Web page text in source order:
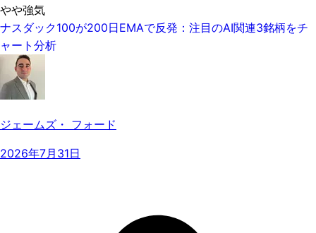
やや強気
ナスダック100が200日EMAで反発：注目のAI関連3銘柄をチ
ャート分析
ジェームズ・ フォード
2026年7月31日